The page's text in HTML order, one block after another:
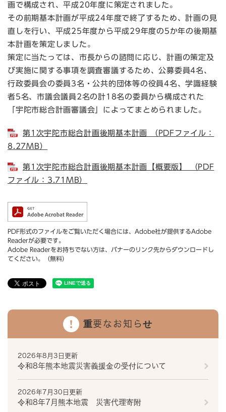
画で構成され、平成20年度に策定されました。
その前期基本計画が平成24年度で終了するため、計画の見
直しを行い、平成25年度から平成29年度の5か年の後期基
本計画を策定しました。
策定に当たっては、市長からの諮問に応じ、計画の策定及
び実施に関する事項を調査審議するため、公募委員4名、
行政委員会の委員3名・公共的団体等の役員4名、学識経験
者5名、市議会議員2名の計18名の委員から構成された
「宇陀市総合計画審議会」によってまとめられました。
第1次宇陀市総合計画後期基本計画 （PDFファイル：
8.27MB）
第1次宇陀市総合計画後期基本計画【概要版】 （PDF
ファイル：3.71MB）
PDF形式のファイルをご覧いただく場合には、Adobe社が提供するAdobe
Readerが必要です。
Adobe Readerをお持ちでない方は、バナーのリンク先からダウンロードし
てください。（無料）
重要なお知らせ
2026年8月3日更新
令和8年熊本地震災害義援金の受付について
2026年7月30日更新
令和8年7月熊本地震 災害代理寄附